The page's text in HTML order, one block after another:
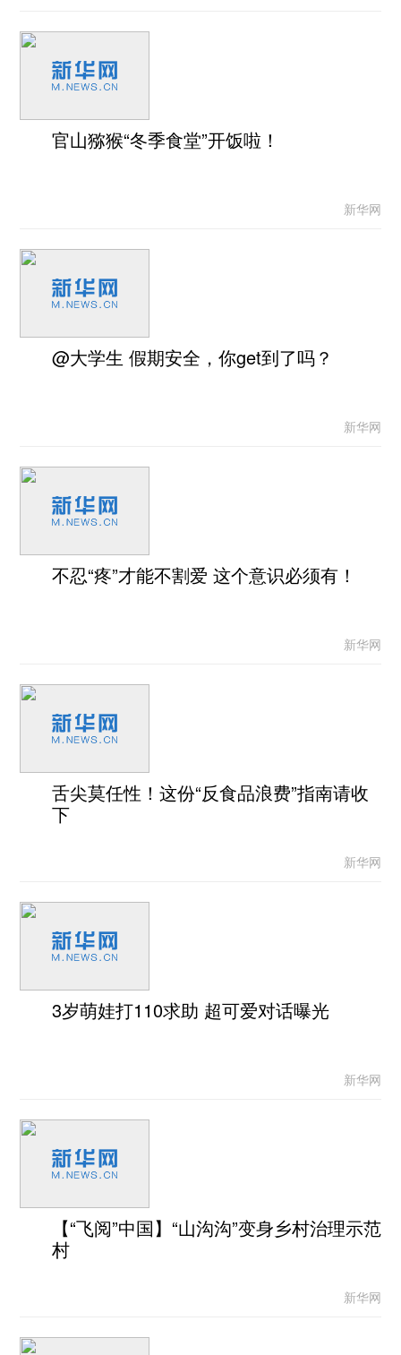
官山猕猴“冬季食堂”开饭啦！
新华网
@大学生 假期安全，你get到了吗？
新华网
不忍“疼”才能不割爱 这个意识必须有！
新华网
舌尖莫任性！这份“反食品浪费”指南请收
下
新华网
3岁萌娃打110求助 超可爱对话曝光
新华网
【“飞阅”中国】“山沟沟”变身乡村治理示范
村
新华网